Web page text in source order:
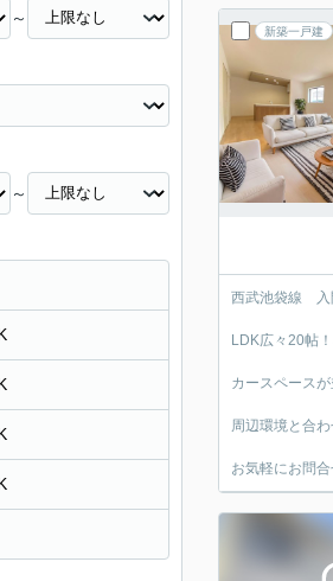
新築一戸建
西武池袋線 入
LDK広々20帖
カースペース
周辺環境と合
お気軽にお問合
～
～